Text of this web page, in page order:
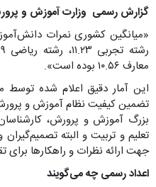
گزارش رسمی وزارت آموزش و
معارف ۱۰.۵۶ بوده است».
این آمار دقیق اعلام شده توسط
تضمین کیفیت نظام آموزش‌ و پرورش
بزرگ آموزش و پرورش،
تعلیم و تربیت و البته
جهت ارائه نظرات و راهکارها
اعداد رسمی چه می‌گویند